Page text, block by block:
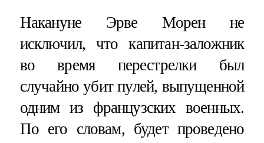
Накануне Эрве Морен не
исключил, что капитан-заложник
во время перестрелки был
случайно убит пулей, выпущенной
одним из французских военных.
По его словам, будет проведено